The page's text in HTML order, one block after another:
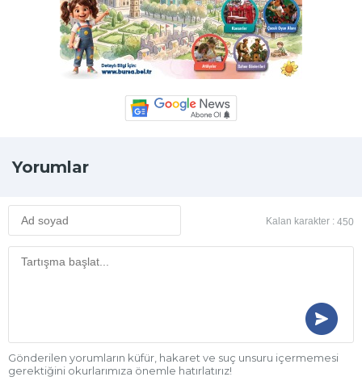
Yorumlar
Kalan karakter : 450
Gönderilen yorumların küfür, hakaret ve suç unsuru içermemesi
gerektiğini okurlarımıza önemle hatırlatırız!